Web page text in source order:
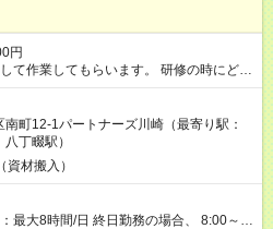
円
て作業してもらいます。 研修の時にどん
分からないことはリーダーに聞いてみて
後も分からないことや気になることはリ
いね。 ※研修でも通常と同じ給料が発
用期間】試用期間なし
町12-1パートナーズ川崎（最寄り駅：
丁畷駅）
材搬入）
最大8時間/日 終日勤務の場合、 8:00～